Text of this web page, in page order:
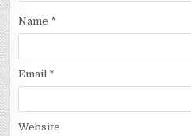
Name *
Email *
Website